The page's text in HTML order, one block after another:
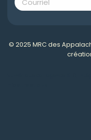
© 2025 MRC des